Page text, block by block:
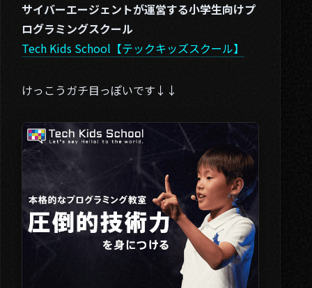
サイバーエージェントが運営する小学生向けプ
ログラミングスクール
Tech Kids School【テックキッズスクール】
けっこうガチ目っぽいです↓↓